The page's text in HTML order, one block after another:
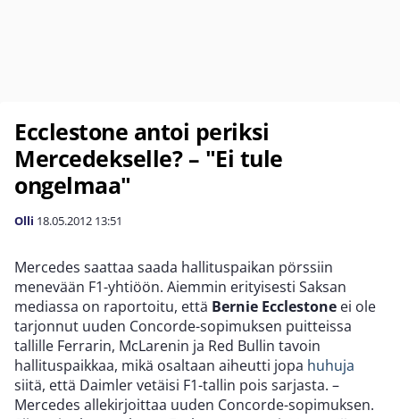
Ecclestone antoi periksi
Mercedekselle? – "Ei tule
ongelmaa"
Olli 18.05.2012 13:51
Mercedes saattaa saada hallituspaikan pörssiin
menevään F1-yhtiöön. Aiemmin erityisesti Saksan
mediassa on raportoitu, että Bernie Ecclestone ei ole
tarjonnut uuden Concorde-sopimuksen puitteissa
tallille Ferrarin, McLarenin ja Red Bullin tavoin
hallituspaikkaa, mikä osaltaan aiheutti jopa huhuja
siitä, että Daimler vetäisi F1-tallin pois sarjasta. –
Mercedes allekirjoittaa uuden Concorde-sopimuksen.